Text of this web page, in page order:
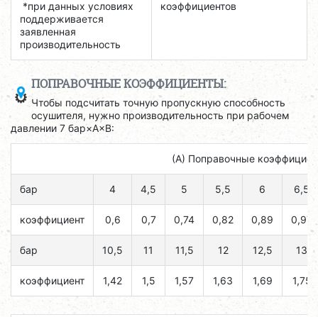
*при данных условиях
поддерживается
заявленная
производительность
коэффициентов
ПОПРАВОЧНЫЕ КОЭФФИЦИЕНТЫ:
Чтобы подсчитать точную пропускную способность
осушителя, нужно производительность при рабочем
давлении 7 бар×A×B:
(А) Поправочные
бар 4 4,5 5 5,5 6 6,5
коэффициент 0,6 0,7 0,74 0,82 0,89 0,97
бар 10,5 11 11,5 12 12,5 13
коэффициент 1,42 1,5 1,57 1,63 1,69 1,75